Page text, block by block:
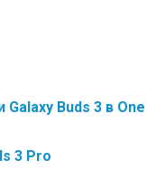
Buds 3 в
3 Pro